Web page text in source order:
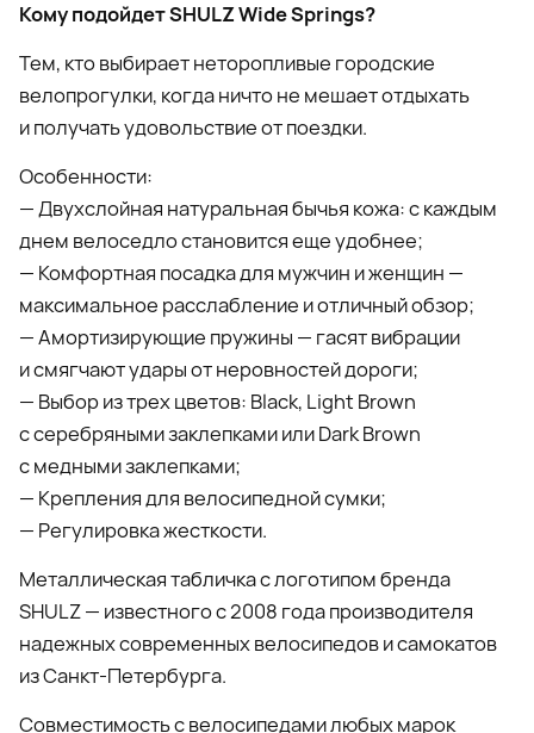
Кому подойдет SHULZ Wide Springs?
Тем, кто выбирает неторопливые городские
велопрогулки, когда ничто не мешает отдыхать
и получать удовольствие от поездки.
Особенности:
— Двухслойная натуральная бычья кожа: с каждым
днем велоседло становится еще удобнее;
— Комфортная посадка для мужчин и женщин —
максимальное расслабление и отличный обзор;
— Амортизирующие пружины — гасят вибрации
и смягчают удары от неровностей дороги;
— Выбор из трех цветов: Black, Light Brown
с серебряными заклепками или Dark Brown
с медными заклепками;
— Крепления для велосипедной сумки;
— Регулировка жесткости.
Металлическая табличка с логотипом бренда
SHULZ — известного с 2008 года производителя
надежных современных велосипедов и самокатов
из Санкт-Петербурга.
Совместимость с велосипедами любых марок